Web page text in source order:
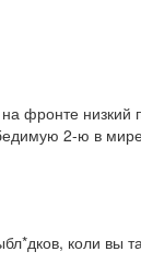
фронте низкий
2-ю в мире
коли вы